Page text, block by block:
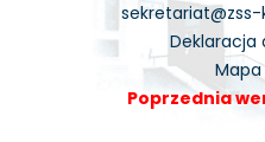
Deklaracja
Poprzednia